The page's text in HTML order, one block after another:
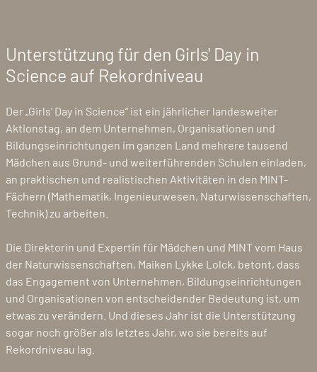
Unterstützung für den Girls' Day in
Science auf Rekordniveau
Der „Girls' Day in Science“ ist ein jährlicher landesweiter
Aktionstag, an dem Unternehmen, Organisationen und
Bildungseinrichtungen im ganzen Land mehrere tausend
Mädchen aus Grund- und weiterführenden Schulen einladen,
an praktischen und realistischen Aktivitäten in den MINT-
Fächern (Mathematik, Ingenieurwesen, Naturwissenschaften,
Technik) zu arbeiten.
Die Direktorin und Expertin für Mädchen und MINT vom Haus
der Naturwissenschaften, Maiken Lykke Lolck, betont, dass
das Engagement von Unternehmen, Bildungseinrichtungen
und Organisationen von entscheidender Bedeutung ist, um
etwas zu verändern. Und dieses Jahr ist die Unterstützung
sogar noch größer als letztes Jahr, wo sie bereits auf
Rekordniveau lag.